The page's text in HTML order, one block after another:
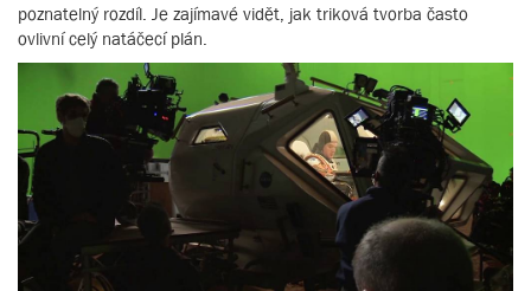
poznatelný rozdíl. Je zajímavé vidět, jak triková tvorba často
ovlivní celý natáčecí plán.